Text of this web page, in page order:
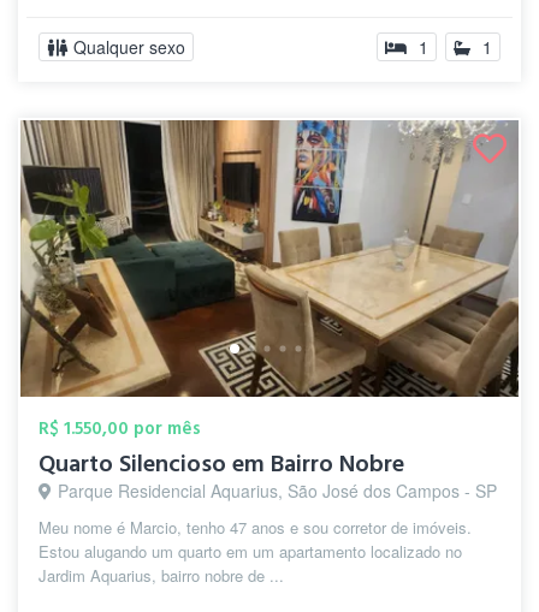
Qualquer sexo 1 1
R$ 1.550,00 por mês
Quarto Silencioso em Bairro Nobre
Parque Residencial Aquarius, São José dos Campos - SP
Meu nome é Marcio, tenho 47 anos e sou corretor de imóveis.
Estou alugando um quarto em um apartamento localizado no
Jardim Aquarius, bairro nobre de ...